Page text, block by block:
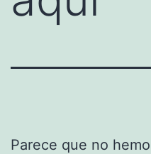
Parece que no